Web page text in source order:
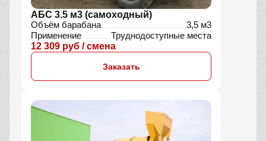
АБС 3.5 м3 (самоходный)
Объём барабана
3,5 м3
Применение
Труднодоступные места
12 309 руб / смена
Заказать